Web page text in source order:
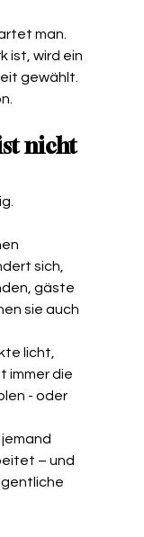
man.
ist, wird ein
gewählt.
nicht
sich,
gäste
sie auch
licht,
immer die
- oder
– und